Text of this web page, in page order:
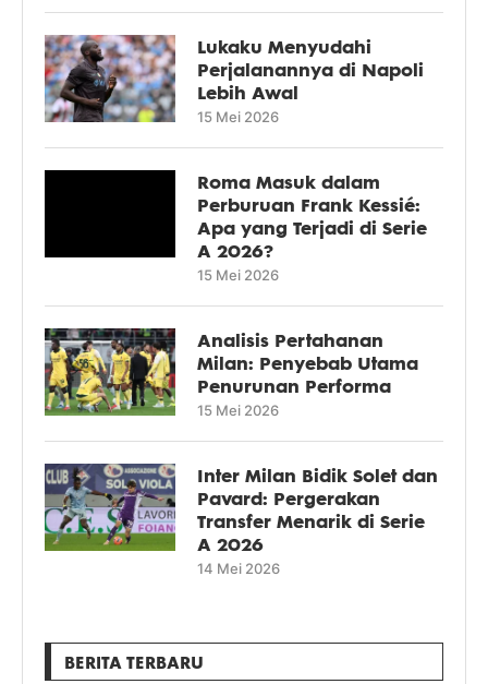
Lukaku Menyudahi
Perjalanannya di Napoli
Lebih Awal
15 Mei 2026
Roma Masuk dalam
Perburuan Frank Kessié:
Apa yang Terjadi di Serie
A 2026?
15 Mei 2026
Analisis Pertahanan
Milan: Penyebab Utama
Penurunan Performa
15 Mei 2026
Inter Milan Bidik Solet dan
Pavard: Pergerakan
Transfer Menarik di Serie
A 2026
14 Mei 2026
BERITA TERBARU